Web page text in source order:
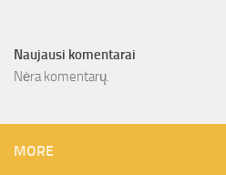
Naujausi komentarai
Nėra komentarų.
MORE